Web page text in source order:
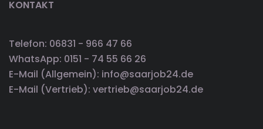
KONTAKT
Telefon: 06831 - 966 47 66
WhatsApp: 0151 - 74 55 66 26
E-Mail (Allgemein): info@saarjob24.de
E-Mail (Vertrieb): vertrieb@saarjob24.de